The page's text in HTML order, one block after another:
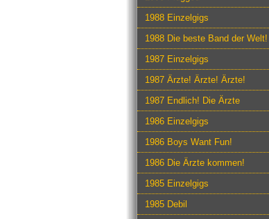
1988 Einzelgigs
1988 Die beste Band der Welt!
1987 Einzelgigs
1987 Ärzte! Ärzte! Ärzte!
1987 Endlich! Die Ärzte
1986 Einzelgigs
1986 Boys Want Fun!
1986 Die Ärzte kommen!
1985 Einzelgigs
1985 Debil